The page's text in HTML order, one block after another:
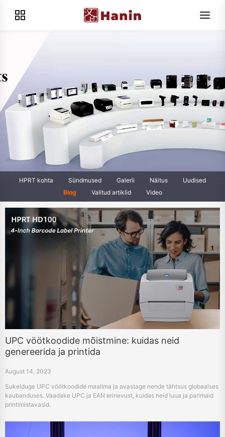
HPRT kohta Sündmused Galerii Näitus
Uudised
Blog
Valitud artiklid Video
UPC vöötkoodide mõistmine: kuidas neid
genereerida ja printida
August 14, 2023
Sukelduge UPC vöötkoodide maailma ja avastage nende tähtsus globaalses
kaubanduses. Vaadake UPC ja EAN erinevust, kuidas neid luua ja parimaid
printimistavasid.